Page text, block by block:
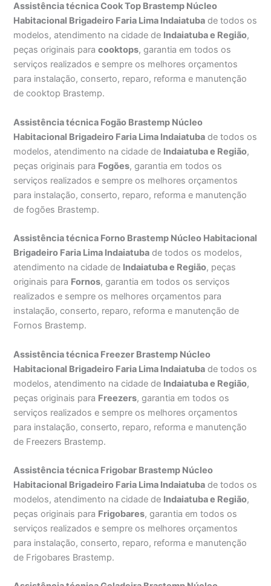
Assistência técnica Cook Top Brastemp Núcleo
Habitacional Brigadeiro Faria Lima Indaiatuba de todos os
modelos, atendimento na cidade de Indaiatuba e Região,
peças originais paracooktops, garantia em todos os
serviços realizados e sempre os melhores orçamentos
para instalação, conserto, reparo, reforma e manutenção
de cooktop Brastemp.
Assistência técnica Fogão Brastemp Núcleo
Habitacional Brigadeiro Faria Lima Indaiatuba de todos os
modelos, atendimento na cidade de Indaiatuba e Região,
peças originais para Fogões, garantia em todos os
serviços realizados e sempre os melhores orçamentos
para instalação, conserto, reparo, reforma e manutenção
de fogões Brastemp.
Assistência técnica Forno Brastemp Núcleo Habitacional
Brigadeiro Faria Lima Indaiatuba de todos os modelos,
atendimento na cidade de Indaiatuba e Região, peças
originais para Fornos, garantia em todos os serviços
realizados e sempre os melhores orçamentos para
instalação, conserto, reparo, reforma e manutenção de
Fornos Brastemp.
Assistência técnica Freezer Brastemp Núcleo
Habitacional Brigadeiro Faria Lima Indaiatuba de todos os
modelos, atendimento na cidade de Indaiatuba e Região,
peças originais para Freezers, garantia em todos os
serviços realizados e sempre os melhores orçamentos
para instalação, conserto, reparo, reforma e manutenção
de Freezers Brastemp.
Assistência técnica Frigobar Brastemp Núcleo
Habitacional Brigadeiro Faria Lima Indaiatuba de todos os
modelos, atendimento na cidade de Indaiatuba e Região,
peças originais para Frigobares, garantia em todos os
serviços realizados e sempre os melhores orçamentos
para instalação, conserto, reparo, reforma e manutenção
de Frigobares Brastemp.